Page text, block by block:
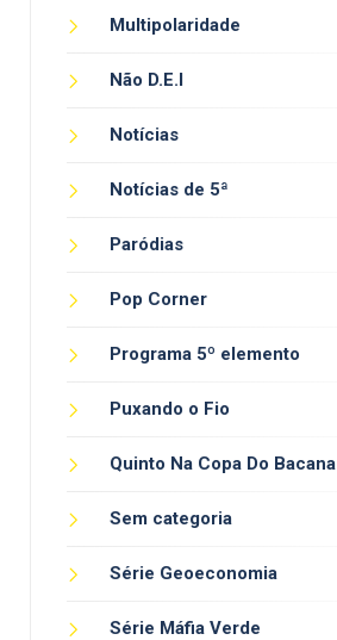
Multipolaridade
Não D.E.I
Notícias
Notícias de 5ª
Paródias
Pop Corner
Programa 5º elemento
Puxando o Fio
Quinto Na Copa Do Bacana
Sem categoria
Série Geoeconomia
Série Máfia Verde